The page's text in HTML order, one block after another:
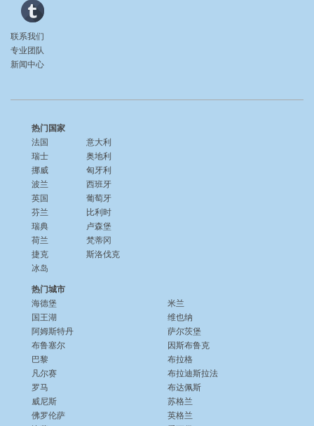
联系我们
专业团队
新闻中心
热门国家
法国
瑞士
挪威
波兰
英国
芬兰
瑞典
荷兰
捷克
冰岛
意大利
奥地利
匈牙利
西班牙
葡萄牙
比利时
卢森堡
梵蒂冈
斯洛伐克
热门城市
海德堡
国王湖
阿姆斯特丹
布鲁塞尔
巴黎
凡尔赛
罗马
威尼斯
佛罗伦萨
米兰
维也纳
萨尔茨堡
因斯布鲁克
布拉格
布拉迪斯拉法
布达佩斯
苏格兰
英格兰